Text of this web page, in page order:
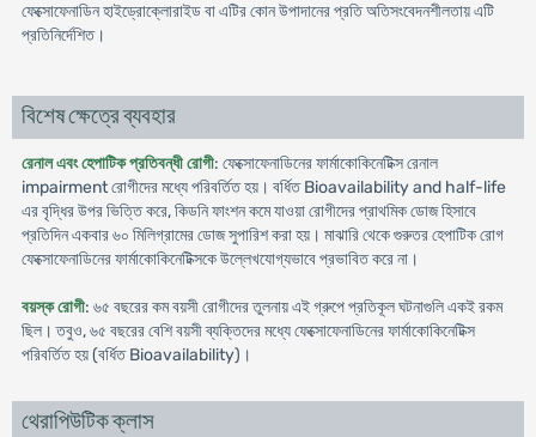
ফেক্সোফেনাডিন হাইড্রোক্লোরাইড বা এটির কোন উপাদানের প্রতি অতিসংবেদনশীলতায় এটি
প্রতিনির্দেশিত।
বিশেষ ক্ষেত্রে ব্যবহার
রেনাল এবং হেপাটিক প্রতিবন্ধী রোগী: ফেক্সোফেনাডিনের ফার্মাকোকিনেটিক্স রেনাল
impairment রোগীদের মধ্যে পরিবর্তিত হয়। বর্ধিত Bioavailability and half-life
এর বৃদ্ধির উপর ভিত্তি করে, কিডনি ফাংশন কমে যাওয়া রোগীদের প্রাথমিক ডোজ হিসাবে
প্রতিদিন একবার ৬০ মিলিগ্রামের ডোজ সুপারিশ করা হয়। মাঝারি থেকে গুরুতর হেপাটিক রোগ
ফেক্সোফেনাডিনের ফার্মাকোকিনেটিক্সকে উল্লেখযোগ্যভাবে প্রভাবিত করে না।
বয়স্ক রোগী: ৬৫ বছরের কম বয়সী রোগীদের তুলনায় এই গ্রুপে প্রতিকূল ঘটনাগুলি একই রকম
ছিল। তবুও, ৬৫ বছরের বেশি বয়সী ব্যক্তিদের মধ্যে ফেক্সোফেনাডিনের ফার্মাকোকিনেটিক্স
পরিবর্তিত হয় (বর্ধিত Bioavailability)।
থেরাপিউটিক ক্লাস